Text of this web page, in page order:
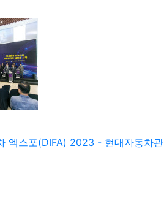
엑스포(DIFA) 2023 - 현대자동차관